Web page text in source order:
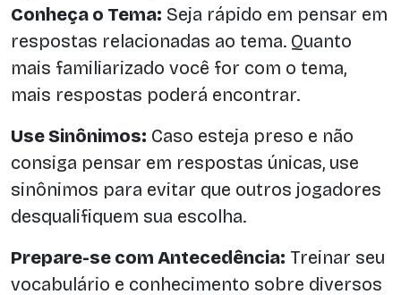
Conheça o Tema: Seja rápido em pensar em
respostas relacionadas ao tema. Quanto
mais familiarizado você for com o tema,
mais respostas poderá encontrar.
Use Sinônimos: Caso esteja preso e não
consiga pensar em respostas únicas, use
sinônimos para evitar que outros jogadores
desqualifiquem sua escolha.
Prepare-se com Antecedência: Treinar seu
vocabulário e conhecimento sobre diversos